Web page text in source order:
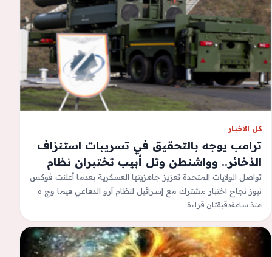
كل الأخبار
ترامب يوجه بالتحقيق في تسريبات استنزاف
الذخائر.. وواشنطن وتل أبيب تختبران نظام
«آرو» الدفاعي
تواصل الولايات المتحدة تعزيز جاهزيتها العسكرية بعدما أعلنت فوكس
نيوز نجاح اختبار مشترك مع إسرائيل لنظام آرو الدفاعي فيما وج ه
الرئيس…
منذ ساعةدقيقتان قراءة